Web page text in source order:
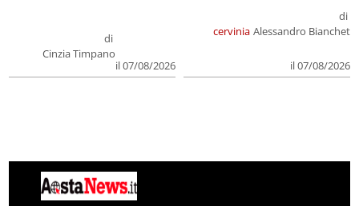
di
Cinzia Timpano
il 07/08/2026
cervinia
di
Alessandro Bianchet
il 07/08/2026